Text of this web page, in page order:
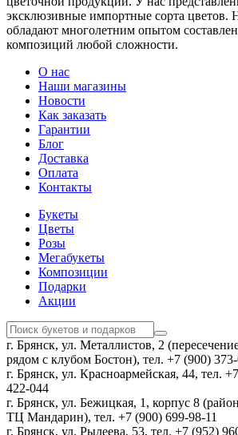
эксклюзивные импортные сорта
обладают многолетним опытом
композиций любой сложности.
О нас
Наши магазины
Новости
Как заказать
Гарантии
Блог
Доставка
Оплата
Контакты
Букеты
Цветы
Розы
Мегабукеты
Композиции
Подарки
Акции
г. Брянск, ул. Металлистов, 2
рядом с клубом Бостон), тел. +7 (900)
г. Брянск, ул. Красноармейская, 44, тел.
422-044
г. Брянск, ул. Бежицкая, 1, корпус 8
ТЦ Мандарин), тел. +7 (900) 699-98-11
г. Брянск, ул. Рылеева, 53, тел. +7 (952)